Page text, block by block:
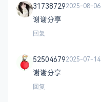
317387292025-08-06
谢谢分享
回复
525046792025-07-14
谢谢分享
回复